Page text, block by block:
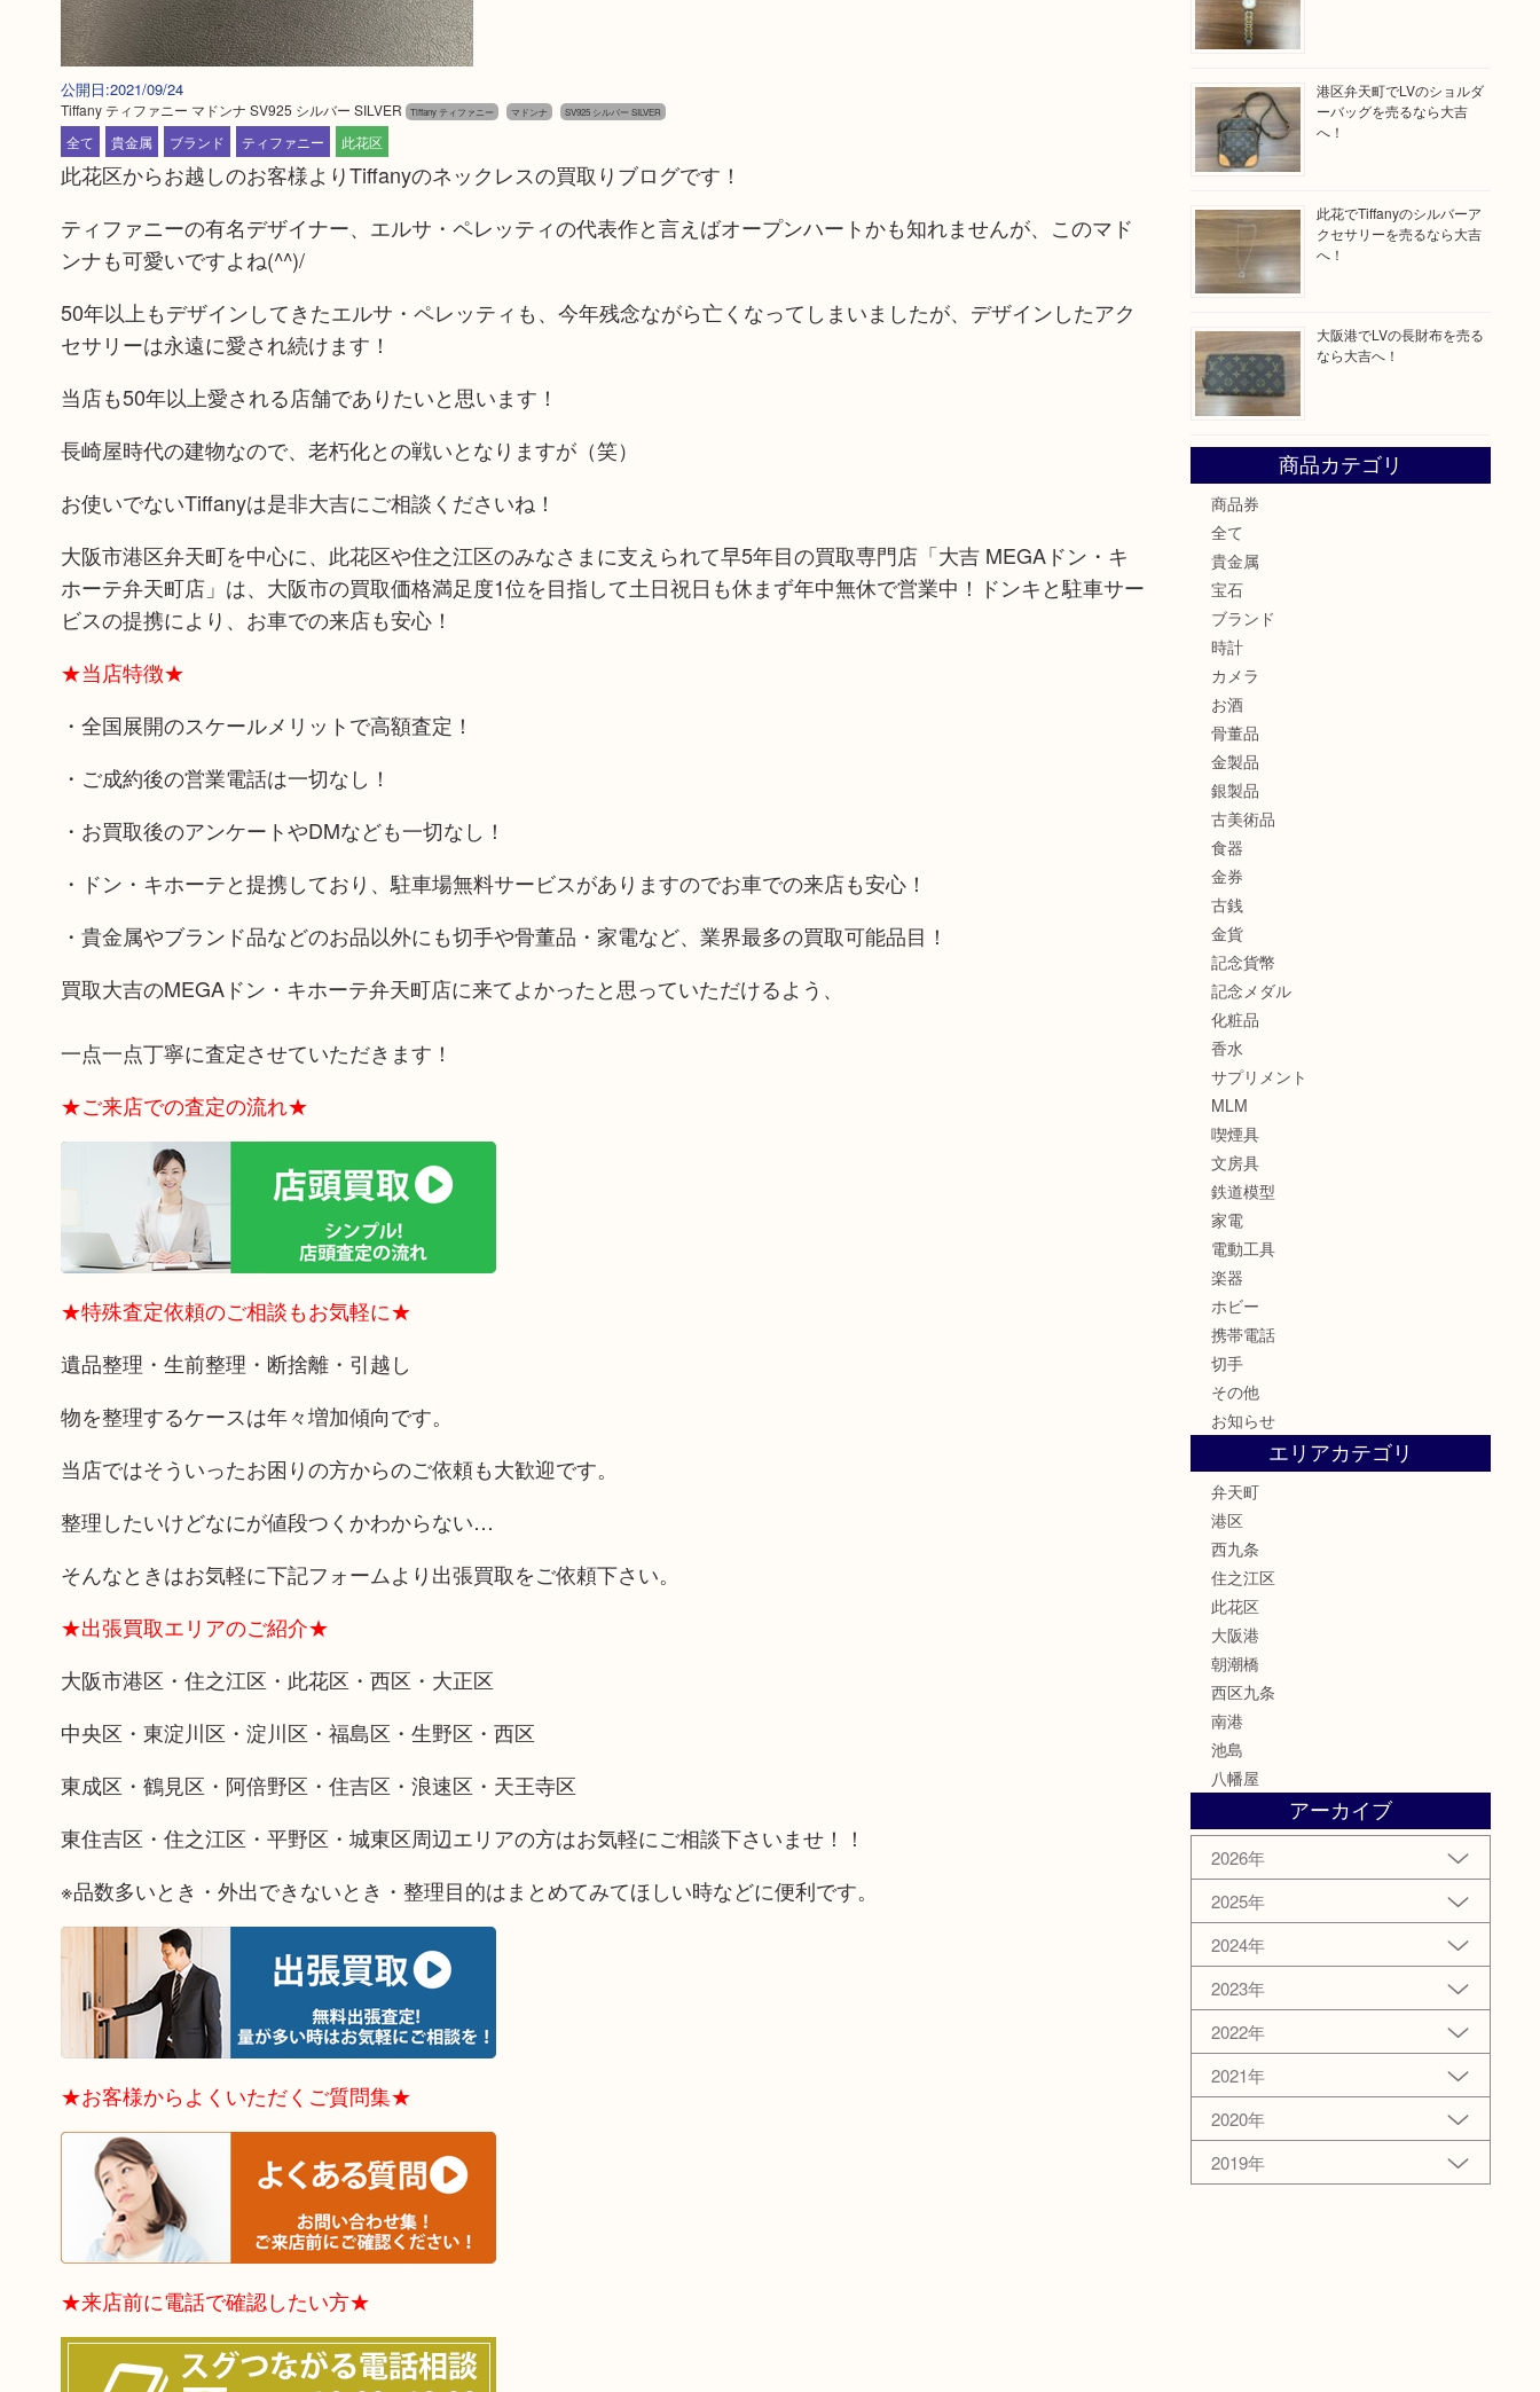
公開日:2021/09/24
Tiffany ティファニー マドンナ SV925 シルバー SILVER Tiffany ティファニー マドンナ SV925 シルバー SILVER
全て 貴金属 ブランド ティファニー 此花区
此花区からお越しのお客様よりTiffanyのネックレスの買取りブログです！
ティファニーの有名デザイナー、エルサ・ペレッティの代表作と言えばオープンハートかも知れませんが、このマド
ンナも可愛いですよね(^^)/
50年以上もデザインしてきたエルサ・ペレッティも、今年残念ながら亡くなってしまいましたが、デザインしたアク
セサリーは永遠に愛され続けます！
当店も50年以上愛される店舗でありたいと思います！
長崎屋時代の建物なので、老朽化との戦いとなりますが（笑）
お使いでないTiffanyは是非大吉にご相談くださいね！
大阪市港区弁天町を中心に、此花区や住之江区のみなさまに支えられて早5年目の買取専門店「大吉 MEGAドン・キ
ホーテ弁天町店」は、大阪市の買取価格満足度1位を目指して土日祝日も休まず年中無休で営業中！ドンキと駐車サー
ビスの提携により、お車での来店も安心！
★当店特徴★
・全国展開のスケールメリットで高額査定！
・ご成約後の営業電話は一切なし！
・お買取後のアンケートやDMなども一切なし！
・ドン・キホーテと提携しており、駐車場無料サービスがありますのでお車での来店も安心！
・貴金属やブランド品などのお品以外にも切手や骨董品・家電など、業界最多の買取可能品目！
買取大吉のMEGAドン・キホーテ弁天町店に来てよかったと思っていただけるよう、
一点一点丁寧に査定させていただきます！
★ご来店での査定の流れ★
★特殊査定依頼のご相談もお気軽に★
遺品整理・生前整理・断捨離・引越し
物を整理するケースは年々増加傾向です。
当店ではそういったお困りの方からのご依頼も大歓迎です。
整理したいけどなにが値段つくかわからない…
そんなときはお気軽に下記フォームより出張買取をご依頼下さい。
★出張買取エリアのご紹介★
大阪市港区・住之江区・此花区・西区・大正区
中央区・東淀川区・淀川区・福島区・生野区・西区
東成区・鶴見区・阿倍野区・住吉区・浪速区・天王寺区
東住吉区・住之江区・平野区・城東区周辺エリアの方はお気軽にご相談下さいませ！！
※品数多いとき・外出できないとき・整理目的はまとめてみてほしい時などに便利です。
★お客様からよくいただくご質問集★
★来店前に電話で確認したい方★
港区弁天町でLVのショルダ
ーバッグを売るなら大吉
へ！
此花でTiffanyのシルバーア
クセサリーを売るなら大吉
へ！
大阪港でLVの長財布を売る
なら大吉へ！
商品カテゴリ
商品券
全て
貴金属
宝石
ブランド
時計
カメラ
お酒
骨董品
金製品
銀製品
古美術品
食器
金券
古銭
金貨
記念貨幣
記念メダル
化粧品
香水
サプリメント
MLM
喫煙具
文房具
鉄道模型
家電
電動工具
楽器
ホビー
携帯電話
切手
その他
お知らせ
エリアカテゴリ
弁天町
港区
西九条
住之江区
此花区
大阪港
朝潮橋
西区九条
南港
池島
八幡屋
アーカイブ
2026年
2025年
2024年
2023年
2022年
2021年
2020年
2019年